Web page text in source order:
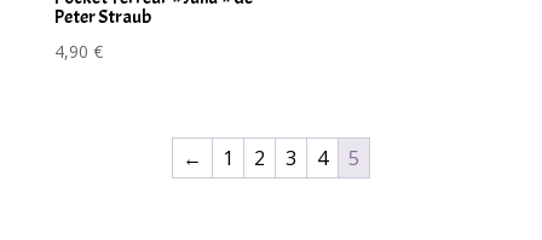
Peter Straub
4,90 €
← 1 2 3 4 5